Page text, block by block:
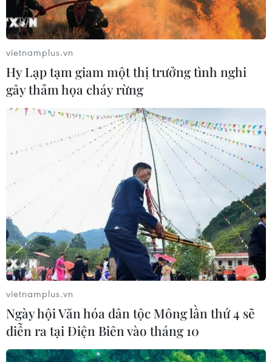
Syria tìm cách tham gia Sáng kiến Vành
đai và Con đường
16/12/2019 14:26
Theo Tổng thống Bashar Assad, Syria đã đề xuất 6 dự
án cho Trung Quốc liên quan tới cơ sở hạ tầng trong
khuôn khổ phương thức của ý tưởng này.
vietnamplus.vn
Hy Lạp tạm giam một thị trưởng tình nghi
gây thảm họa cháy rừng
vietnamplus.vn
Ngày hội Văn hóa dân tộc Mông lần thứ 4 sẽ
diễn ra tại Điện Biên vào tháng 10